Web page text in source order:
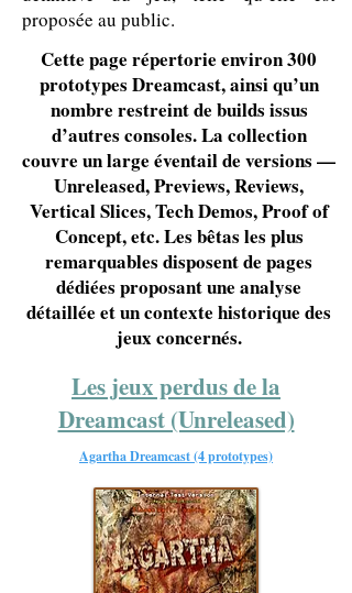
proposée au public.
Cette page répertorie environ 300
prototypes Dreamcast, ainsi qu’un
nombre restreint de builds issus
d’autres consoles. La collection
couvre un large éventail de versions —
Unreleased, Previews, Reviews,
Vertical Slices, Tech Demos, Proof of
Concept, etc. Les bêtas les plus
remarquables disposent de pages
dédiées proposant une analyse
détaillée et un contexte historique des
jeux concernés.
Les jeux perdus de la
Dreamcast (Unreleased)
Agartha Dreamcast (4 prototypes)